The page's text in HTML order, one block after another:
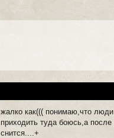
жалко как((( понимаю,что
приходить туда боюсь,а
снится....+